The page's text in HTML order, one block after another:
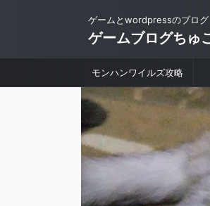
ゲームとwordpressのブログ
ゲームブログちゅ
モンハンワイルズ攻略